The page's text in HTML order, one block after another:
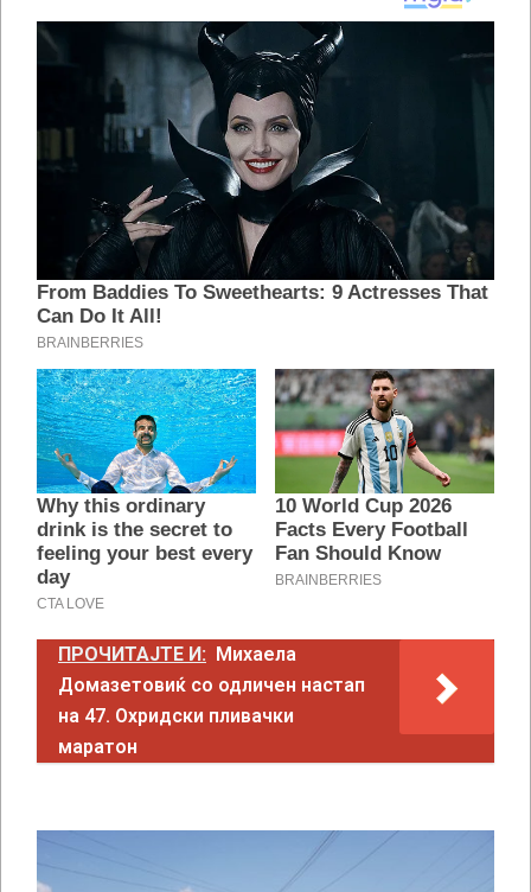
ПРОЧИТАЈТЕ И:
Михаела
Домазетовиќ со одличен настап
на 47. Охридски пливачки
маратон